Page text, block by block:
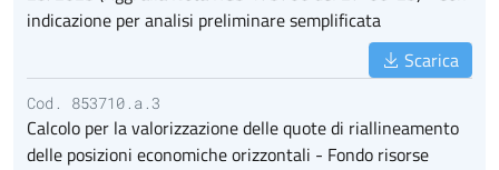
indicazione per analisi preliminare semplificata
Scarica
Cod. 853710.a.3
Calcolo per la valorizzazione delle quote di riallineamento
delle posizioni economiche orizzontali - Fondo risorse